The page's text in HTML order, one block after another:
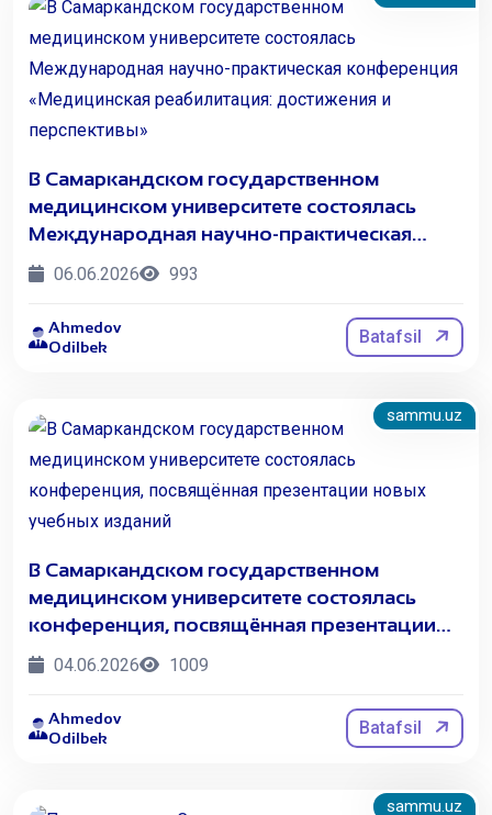
В Самаркандском государственном
медицинском университете состоялась
Международная научно-практическая
конференция «Медицинская
реабилитация: достижения и перспективы»
06.06.2026 993
Ahmedov
Odilbek
Batafsil
sammu.uz
В Самаркандском государственном
медицинском университете состоялась
конференция, посвящённая презентации
новых учебных изданий
04.06.2026 1009
Ahmedov
Odilbek
Batafsil
sammu.uz